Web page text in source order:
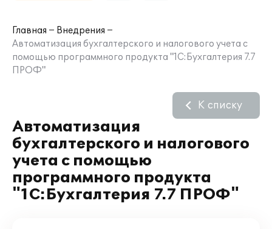
Главная
Внедрения
Автоматизация бухгалтерского и налогового учета с
помощью программного продукта "1С:Бухгалтерия 7.7
ПРОФ"
Автоматизация
бухгалтерского и налогового
учета с помощью
программного продукта
"1С:Бухгалтерия 7.7 ПРОФ"
К списку